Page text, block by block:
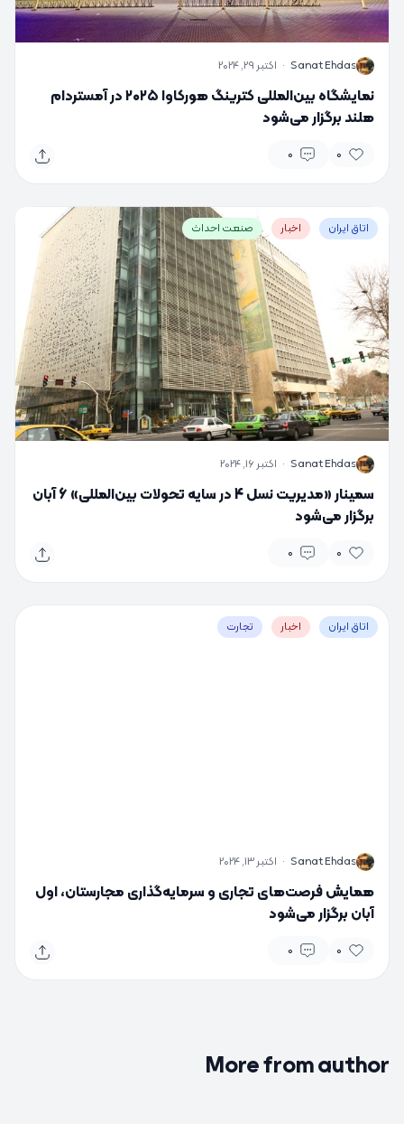
S
Sanat Ehdas
· اکتبر 29, 2024
نمایشگاه بین‌المللی کترینگ هورکاوا ۲۰۲۵ در آمستردام
هلند برگزار می‌شود
0
0
اتاق ایران اخبار صنعت احداث
S
Sanat Ehdas
· اکتبر 16, 2024
سمینار «مدیریت نسل 4 در سایه تحولات بین‌المللی» 6 آبان
برگزار می‌شود
0
0
اتاق ایران اخبار تجارت
S
Sanat Ehdas
· اکتبر 13, 2024
همایش فرصت‌های تجاری و سرمایه‌گذاری مجارستان، اول
آبان برگزار می‌شود
0
0
More from author